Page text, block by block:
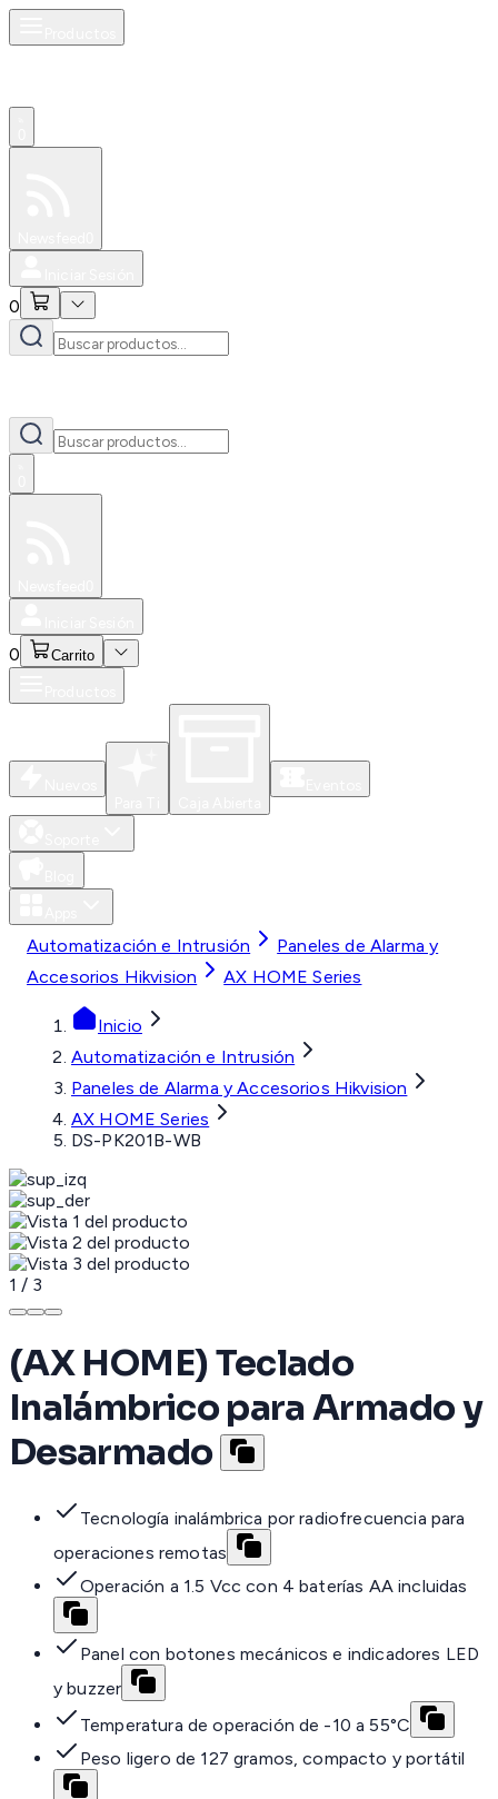
0
0 Carrito
Automatización e Intrusión
Paneles de Alarma y
Accesorios Hikvision
AX HOME Series
Inicio
Automatización e Intrusión
Paneles de Alarma y Accesorios Hikvision
AX HOME Series
DS-PK201B-WB
1 / 3
(AX HOME) Teclado
Inalámbrico para Armado y
Desarmado
Tecnología inalámbrica por radiofrecuencia para
operaciones remotas
Operación a 1.5 Vcc con 4 baterías AA incluidas
Panel con botones mecánicos e indicadores LED
y buzzer
Temperatura de operación de -10 a 55°C
Peso ligero de 127 gramos, compacto y portátil